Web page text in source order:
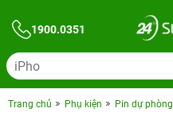
1900.0351
Trang chủ Phụ kiện Pin dự phòng